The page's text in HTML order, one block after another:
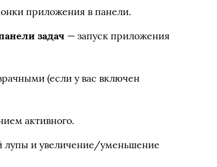
приложения в панели.
задач — запуск приложения
(если у вас включен
активного.
лупы и увеличение/уменьшение